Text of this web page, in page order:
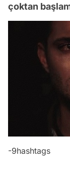
çoktan
-9hashtags